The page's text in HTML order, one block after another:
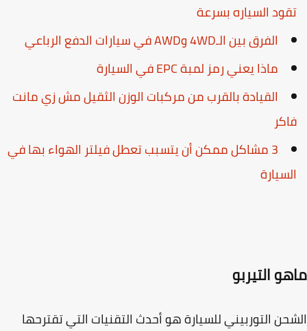
السياره بسرعة
الفرق بين الـ4WD وAWD في سيارات الدفع الرباعي
ماذا يعني رمز لمبة EPC في السيارة
القيادة بالقرب من مركبات الوزن الثقيل مش زي مانت
3 مشاكل ممكن أن يتسبب تعطل فيلتر الهواء بها في
التيربو
التوربيني للسيارة هو أحدث التقنيات التي تقترحها